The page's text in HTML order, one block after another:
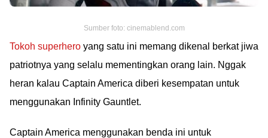
Sumber foto: cinemablend.com
Tokoh superhero yang satu ini memang dikenal berkat jiwa
patriotnya yang selalu mementingkan orang lain. Nggak
heran kalau Captain America diberi kesempatan untuk
menggunakan Infinity Gauntlet.
Captain America menggunakan benda ini untuk